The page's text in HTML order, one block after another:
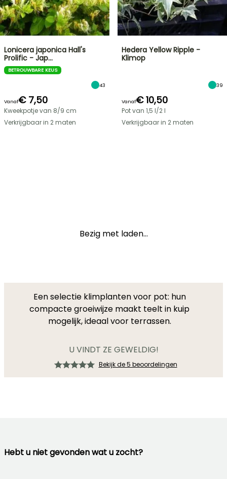
Lonicera japonica Hall's
Prolific - Jap…
BETROUWBARE KEUS
43
Vanaf€ 7,50
Kweekpotje van 8/9 cm
Verkrijgbaar in 2 maten
Hedera Yellow Ripple -
Klimop
39
Vanaf€ 10,50
Pot van 1,5 l/2 l
Verkrijgbaar in 2 maten
Bezig met laden...
Een selectie klimplanten voor pot: hun
compacte groeiwijze maakt teelt in kuip
mogelijk, ideaal voor terrassen.
U VINDT ZE GEWELDIG!
Bekijk de 5 beoordelingen
Hebt u niet gevonden wat u zocht?